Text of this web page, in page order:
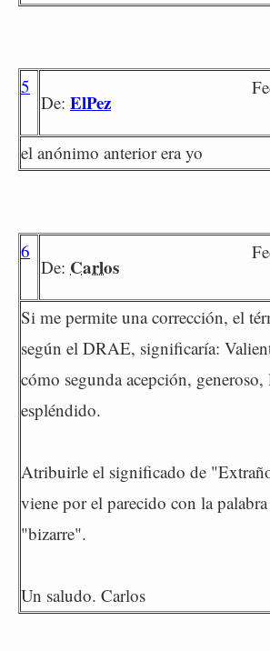
5
De: ElPez
el anónimo anterior era yo
6
De: Carlos
Si me permite una corrección, el
según el DRAE, significaría:
cómo segunda acepción,
espléndido.
Atribuirle el significado de
viene por el parecido con la
"bizarre".
Un saludo. Carlos